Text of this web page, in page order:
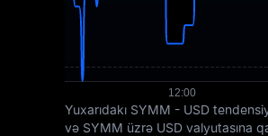
Yuxarıdakı SYMM - USD
və SYMM üzrə USD valyutasına